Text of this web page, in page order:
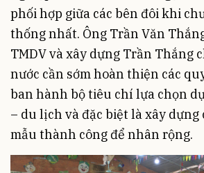
phối hợp giữa các bên đôi khi
thống nhất. Ông Trần Văn
TMDV và xây dựng Trần Thắng
nước cần sớm hoàn thiện các
ban hành bộ tiêu chí lựa chọn
– du lịch và đặc biệt là xây dựng
mẫu thành công để nhân rộng.